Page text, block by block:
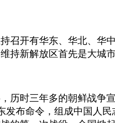
召开有华东、华北、华
持新解放区首先是大城
历时三年多的朝鲜战争
发布命令，组成中国人